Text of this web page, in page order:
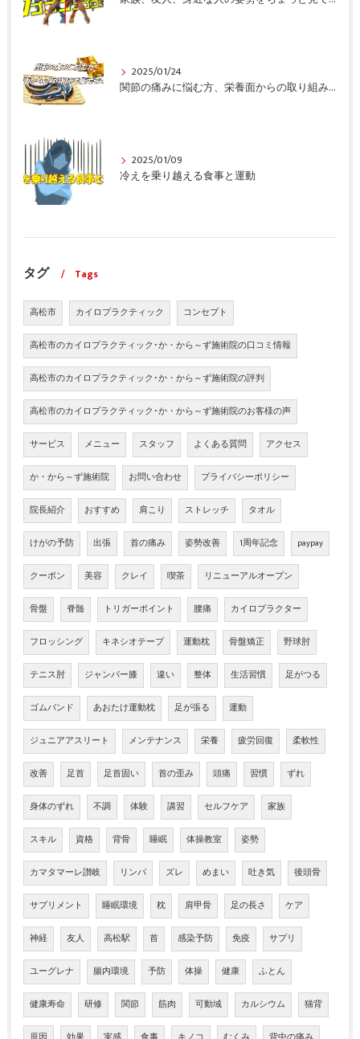
2025/01/24
関節の痛みに悩む方、栄養面からの取り組みも重要ですよ！
2025/01/09
冷えを乗り越える食事と運動
タグ Tags
高松市 カイロプラクティック コンセプト
高松市のカイロプラクティック･か・から～ず施術院の口コミ情報
高松市のカイロプラクティック･か・から～ず施術院の評判
高松市のカイロプラクティック･か・から～ず施術院のお客様の声
サービス メニュー スタッフ よくある質問 アクセス
か・から～ず施術院 お問い合わせ プライバシーポリシー
院長紹介 おすすめ 肩こり ストレッチ タオル
けがの予防 出張 首の痛み 姿勢改善 1周年記念 paypay
クーポン 美容 クレイ 喫茶 リニューアルオープン
骨盤 脊髄 トリガーポイント 腰痛 カイロプラクター
フロッシング キネシオテープ 運動枕 骨盤矯正 野球肘
テニス肘 ジャンパー膝 違い 整体 生活習慣 足がつる
ゴムバンド あおたけ運動枕 足が張る 運動
ジュニアアスリート メンテナンス 栄養 疲労回復 柔軟性
改善 足首 足首固い 首の歪み 頭痛 習慣 ずれ
身体のずれ 不調 体験 講習 セルフケア 家族
スキル 資格 背骨 睡眠 体操教室 姿勢
カマタマーレ讃岐 リンパ ズレ めまい 吐き気 後頭骨
サプリメント 睡眠環境 枕 肩甲骨 足の長さ ケア
神経 友人 高松駅 首 感染予防 免疫 サプリ
ユーグレナ 腸内環境 予防 体操 健康 ふとん
健康寿命 研修 関節 筋肉 可動域 カルシウム 猫背